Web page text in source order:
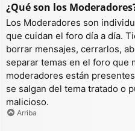
¿Qué son los
Los Moderadores son
que cuidan el foro día a día.
borrar mensajes, cerrarlos,
separar temas en el foro que
moderadores están
se salgan del tema tratado o
malicioso.
Arriba